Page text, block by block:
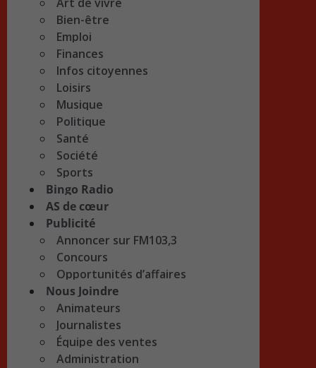
Bien-être
Emploi
Finances
Infos citoyennes
Loisirs
Musique
Politique
Santé
Société
Sports
Bingo Radio
AS de cœur
Publicité
Annoncer sur FM103,3
Concours
Opportunités d’affaires
Nous Joindre
Animateurs
Journalistes
Équipe des ventes
Administration